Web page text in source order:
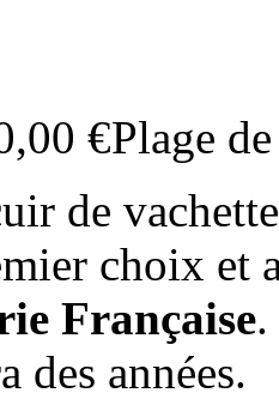
€Plage
de
choix et
Française.
des années.